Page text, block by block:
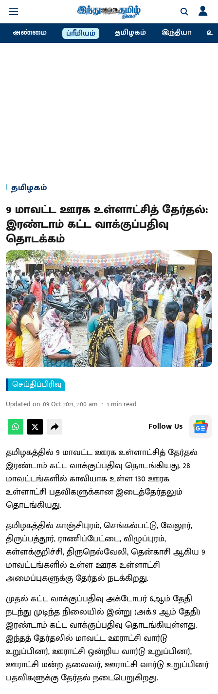
அண்மை ப்ரீமியம் தமிழகம் இந்தியா
தமிழகம்
9 மாவட்ட ஊரக உள்ளாட்சித் தேர்தல்:
இரண்டாம் கட்ட வாக்குப்பதிவு
தொடக்கம்
செய்திப்பிரிவு
Updated on:09 Oct 2021, 2:00 am 1 min read
Follow Us
தமிழகத்தில் 9 மாவட்ட ஊரக உள்ளாட்சித் தேர்தல்
இரண்டாம் கட்ட வாக்குப்பதிவு தொடங்கியது. 28
மாவட்டங்களில் காலியாக உள்ள 130 ஊரக
உள்ளாட்சி பதவிகளுக்கான இடைத்தேர்தலும்
தொடங்கியது.
தமிழகத்தில் காஞ்சிபுரம், செங்கல்பட்டு, வேலூர்,
திருப்பத்தூர், ராணிப்பேட்டை, விழுப்புரம்,
கள்ளக்குறிச்சி, திருநெல்வேலி, தென்காசி ஆகிய 9
மாவட்டங்களில் உள்ள ஊரக உள்ளாட்சி
அமைப்புகளுக்கு தேர்தல் நடக்கிறது.
முதல் கட்ட வாக்குப்பதிவு அக்டோபர் 6ஆம் தேதி
நடந்து முடிந்த நிலையில் இன்று (அக்.9 ஆம் தேதி)
இரண்டாம் கட்ட வாக்குப்பதிவு தொடங்கியுள்ளது.
இந்தத் தேர்தலில் மாவட்ட ஊராட்சி வார்டு
உறுப்பினர், ஊராட்சி ஒன்றிய வார்டு உறுப்பினர்,
ஊராட்சி மன்ற தலைவர், ஊராட்சி வார்டு உறுப்பினர்
பதவிகளுக்கு தேர்தல் நடைபெறுகிறது.